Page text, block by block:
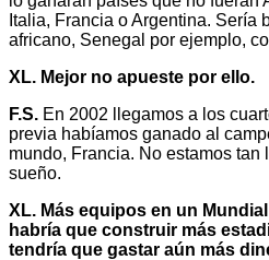
Italia, Francia o Argentina. Sería
africano, Senegal por ejemplo,
XL. Mejor no apueste por ello.
F.S. En 2002 llegamos a los
previa habíamos ganado al
mundo, Francia. No estamos tan
sueño.
XL. Más equipos en un
habría que construir más
tendría que gastar aún más